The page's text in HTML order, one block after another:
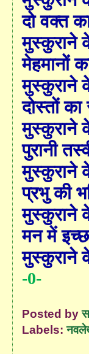
दो वक्त
मुस्कुराने
मेहमानों
मुस्कुराने
दोस्तों
मुस्कुराने
पुरानी
मुस्कुराने
प्रभु की
मुस्कुराने
मन में
मुस्कुराने
-0-
Posted by
Labels: